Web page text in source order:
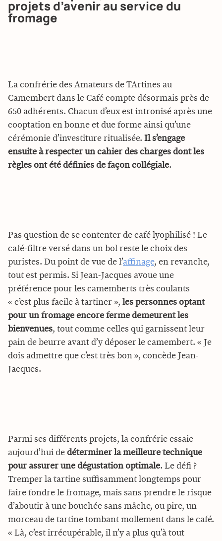
projets d’avenir au service du
fromage
La confrérie des Amateurs de TArtines au
Camembert dans le Café compte désormais près de
650 adhérents. Chacun d’eux est intronisé après une
cooptation en bonne et due forme ainsi qu’une
cérémonie d’investiture ritualisée. Il s’engage
ensuite à respecter un cahier des charges dont les
règles ont été définies de façon collégiale.
Pas question de se contenter de café lyophilisé ! Le
café-filtre versé dans un bol reste le choix des
puristes. Du point de vue de l’affinage, en revanche,
tout est permis. Si Jean-Jacques avoue une
préférence pour les camemberts très coulants
« c’est plus facile à tartiner », les personnes optant
pour un fromage encore ferme demeurent les
bienvenues, tout comme celles qui garnissent leur
pain de beurre avant d’y déposer le camembert. « Je
dois admettre que c’est très bon », concède Jean-
Jacques.
Parmi ses différents projets, la confrérie essaie
aujourd’hui de déterminer la meilleure technique
pour assurer une dégustation optimale. Le défi ?
Tremper la tartine suffisamment longtemps pour
faire fondre le fromage, mais sans prendre le risque
d’aboutir à une bouchée sans mâche, ou pire, un
morceau de tartine tombant mollement dans le café.
« Là, c’est irrécupérable, il n’y a plus qu’à tout